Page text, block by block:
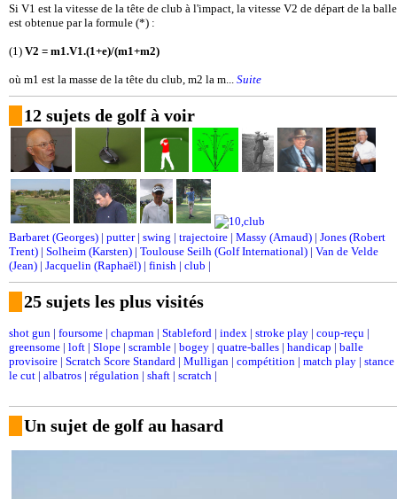
Si V1 est la vitesse de la tête de club à l'impact, la vitesse V2 de départ de la balle
est obtenue par la formule (*) :
(1) V2 = m1.V1.(1+e)/(m1+m2)
où m1 est la masse de la tête du club, m2 la m... Suite
12 sujets de golf à voir
Barbaret (Georges) | putter | swing | trajectoire | Massy (Arnaud) | Jones (Robert
Trent) | Solheim (Karsten) | Toulouse Seilh (Golf International) | Van de Velde
(Jean) | Jacquelin (Raphaël) | finish | club |
25 sujets les plus visités
shot gun | foursome | chapman | Stableford | index | stroke play | coup-reçu |
greensome | loft | Slope | scramble | bogey | quatre-balles | handicap | balle
provisoire | Scratch Score Standard | Mulligan | compétition | match play | stance
le cut | albatros | régulation | shaft | scratch |
Un sujet de golf au hasard